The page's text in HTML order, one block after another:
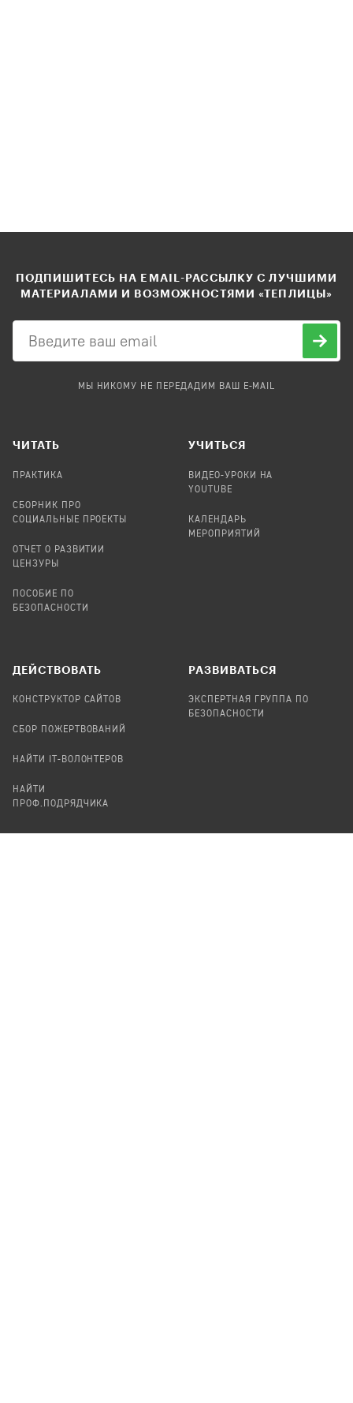
ПОДПИШИТЕСЬ НА EMAIL-РАССЫЛКУ С ЛУЧШИМИ
МАТЕРИАЛАМИ И ВОЗМОЖНОСТЯМИ «ТЕПЛИЦЫ»
МЫ НИКОМУ НЕ ПЕРЕДАДИМ ВАШ E-MAIL
ЧИТАТЬ
ПРАКТИКА
СБОРНИК ПРО
СОЦИАЛЬНЫЕ ПРОЕКТЫ
ОТЧЕТ О РАЗВИТИИ
ЦЕНЗУРЫ
ПОСОБИЕ ПО
БЕЗОПАСНОСТИ
УЧИТЬСЯ
ВИДЕО-УРОКИ НА
YOUTUBE
КАЛЕНДАРЬ
МЕРОПРИЯТИЙ
ДЕЙСТВОВАТЬ
КОНСТРУКТОР САЙТОВ
СБОР ПОЖЕРТВОВАНИЙ
НАЙТИ IT-ВОЛОНТЕРОВ
НАЙТИ
ПРОФ.ПОДРЯДЧИКА
РАЗВИВАТЬСЯ
ЭКСПЕРТНАЯ ГРУППА ПО
БЕЗОПАСНОСТИ